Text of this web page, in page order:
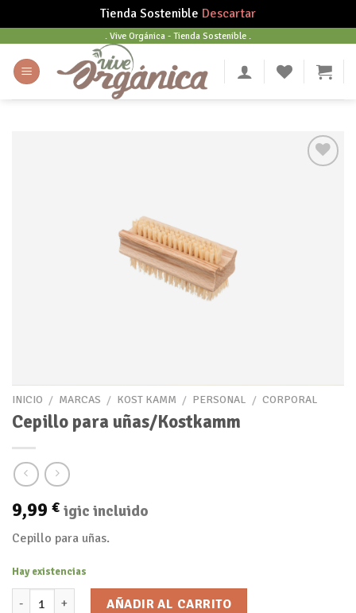
Tienda Sostenible Descartar
content
. Vive Orgánica - Tienda Sostenible .
INICIO / MARCAS / KOST KAMM / PERSONAL / CORPORAL
Cepillo para uñas/Kostkamm
9,99 € igic incluido
Cepillo para uñas.
Hay existencias
Cepillo para uñas/Kostkamm cantidad
AÑADIR AL CARRITO